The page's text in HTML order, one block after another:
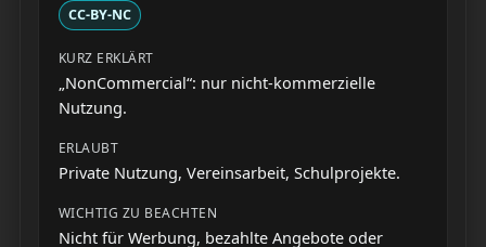
CC-BY-NC
„NonCommercial“: nur nicht-kommerzielle
Nutzung.
Private Nutzung, Vereinsarbeit, Schulprojekte.
Nicht für Werbung, bezahlte Angebote oder